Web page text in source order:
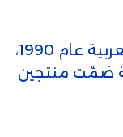
تأسست شركة الصناعات الغذائية العربية عام 1990،
ضمّت منتجين